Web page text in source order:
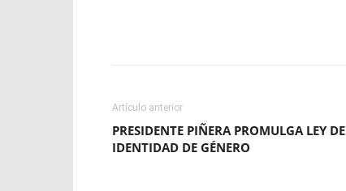
Artículo anterior
PRESIDENTE PIÑERA PROMULGA LEY DE
IDENTIDAD DE GÉNERO